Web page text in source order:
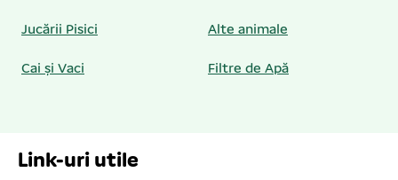
Jucării Pisici Alte animale
Cai și Vaci Filtre de Apă
Link-uri utile